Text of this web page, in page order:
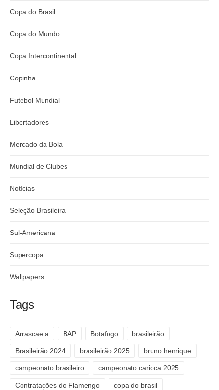
Copa do Brasil
Copa do Mundo
Copa Intercontinental
Copinha
Futebol Mundial
Libertadores
Mercado da Bola
Mundial de Clubes
Notícias
Seleção Brasileira
Sul-Americana
Supercopa
Wallpapers
Tags
Arrascaeta BAP Botafogo brasileirão
Brasileirão 2024 brasileirão 2025 bruno henrique
campeonato brasileiro campeonato carioca 2025
Contratações do Flamengo copa do brasil